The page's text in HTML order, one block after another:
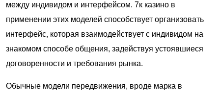
между индивидом и интерфейсом. 7к казино в
применении этих моделей способствует организовать
интерфейс, которая взаимодействует с индивидом на
знакомом способе общения, задействуя устоявшиеся
договоренности и требования рынка.
Обычные модели передвижения, вроде марка в